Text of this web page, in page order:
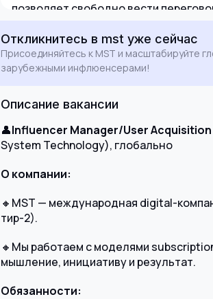
позволяет свободно вести
партнерами.
Откликнитесь в mst уже сейчас
Присоединяйтесь к MST и масштабируйте
зарубежными инфлюенсерами!
Описание вакансии
👤Influencer Manager/User
System Technology), глобально
О компании:
🔸MST — международная digital-
тир-2).
🔸Мы работаем с моделями
мышление, инициативу и результат.
Обязанности: